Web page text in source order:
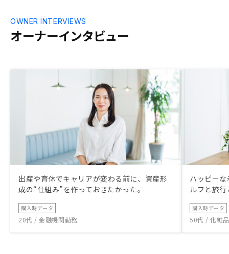
オーナーインタビュー
OWNER INTERVIEWS
出産や育休でキャリアが変わる前に、資産形
成の“仕組み”を作っておきたかった。
購入時データ
20代 / 金融機関勤務
ハッピー
ルフと旅
購入時データ
50代 / 化粧